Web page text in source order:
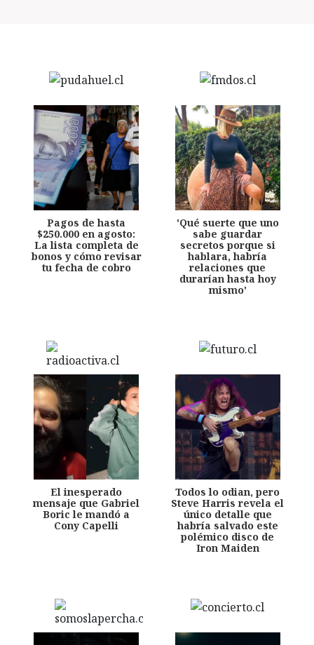
Pagos de hasta
$250.000 en agosto:
La lista completa de
bonos y cómo revisar
tu fecha de cobro
'Qué suerte que uno
sabe guardar
secretos porque si
hablara, habría
relaciones que
durarían hasta hoy
mismo'
El inesperado
mensaje que Gabriel
Boric le mandó a
Cony Capelli
Todos lo odian, pero
Steve Harris revela el
único detalle que
habría salvado este
polémico disco de
Iron Maiden